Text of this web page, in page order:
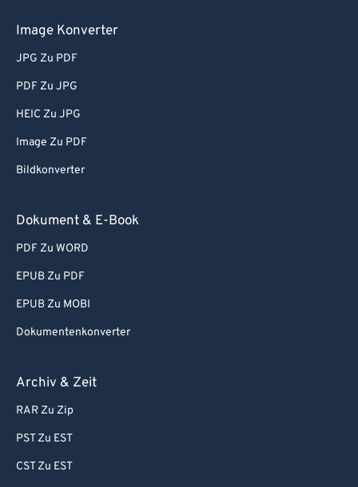
Image Konverter
JPG Zu PDF
PDF Zu JPG
HEIC Zu JPG
Image Zu PDF
Bildkonverter
Dokument & E-Book
PDF Zu WORD
EPUB Zu PDF
EPUB Zu MOBI
Dokumentenkonverter
Archiv & Zeit
RAR Zu Zip
PST Zu EST
CST Zu EST